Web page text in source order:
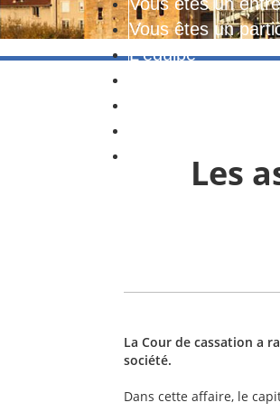
Vous êtes un
L'équipe
Les
La Cour de cassation a
société.
Dans cette affaire, le